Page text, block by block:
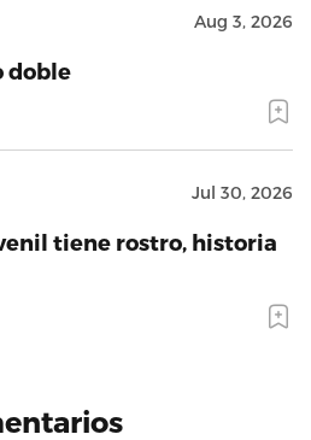
Aug 3, 2026
doble
Jul 30, 2026
tiene rostro, historia